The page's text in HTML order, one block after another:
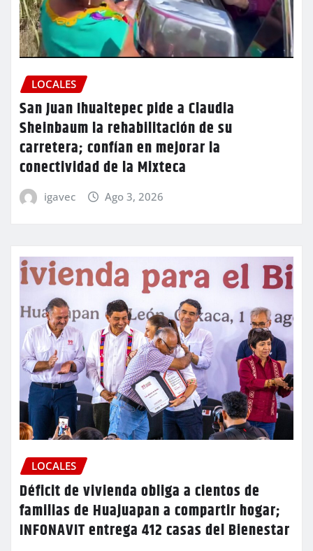
LOCALES
San Juan Ihualtepec pide a Claudia
Sheinbaum la rehabilitación de su
carretera; confían en mejorar la
conectividad de la Mixteca
igavec Ago 3, 2026
LOCALES
Déficit de vivienda obliga a cientos de
familias de Huajuapan a compartir hogar;
INFONAVIT entrega 412 casas del Bienestar